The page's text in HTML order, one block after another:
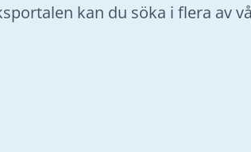
kan du söka i flera av